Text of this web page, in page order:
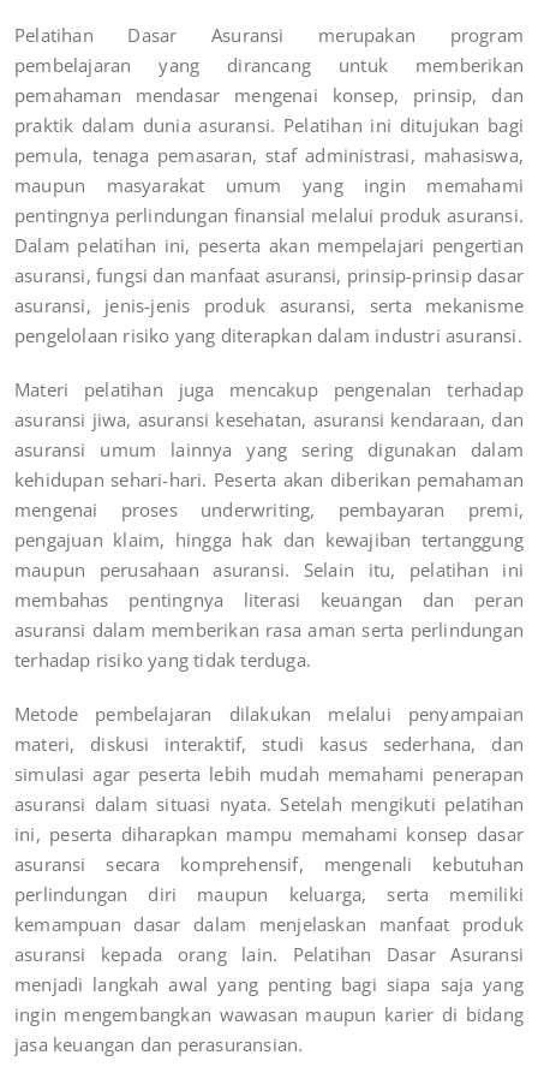
Pelatihan Dasar Asuransi merupakan program
pembelajaran yang dirancang untuk memberikan
pemahaman mendasar mengenai konsep, prinsip, dan
praktik dalam dunia asuransi. Pelatihan ini ditujukan bagi
pemula, tenaga pemasaran, staf administrasi, mahasiswa,
maupun masyarakat umum yang ingin memahami
pentingnya perlindungan finansial melalui produk asuransi.
Dalam pelatihan ini, peserta akan mempelajari pengertian
asuransi, fungsi dan manfaat asuransi, prinsip-prinsip dasar
asuransi, jenis-jenis produk asuransi, serta mekanisme
pengelolaan risiko yang diterapkan dalam industri asuransi.
Materi pelatihan juga mencakup pengenalan terhadap
asuransi jiwa, asuransi kesehatan, asuransi kendaraan, dan
asuransi umum lainnya yang sering digunakan dalam
kehidupan sehari-hari. Peserta akan diberikan pemahaman
mengenai proses underwriting, pembayaran premi,
pengajuan klaim, hingga hak dan kewajiban tertanggung
maupun perusahaan asuransi. Selain itu, pelatihan ini
membahas pentingnya literasi keuangan dan peran
asuransi dalam memberikan rasa aman serta perlindungan
terhadap risiko yang tidak terduga.
Metode pembelajaran dilakukan melalui penyampaian
materi, diskusi interaktif, studi kasus sederhana, dan
simulasi agar peserta lebih mudah memahami penerapan
asuransi dalam situasi nyata. Setelah mengikuti pelatihan
ini, peserta diharapkan mampu memahami konsep dasar
asuransi secara komprehensif, mengenali kebutuhan
perlindungan diri maupun keluarga, serta memiliki
kemampuan dasar dalam menjelaskan manfaat produk
asuransi kepada orang lain. Pelatihan Dasar Asuransi
menjadi langkah awal yang penting bagi siapa saja yang
ingin mengembangkan wawasan maupun karier di bidang
jasa keuangan dan perasuransian.